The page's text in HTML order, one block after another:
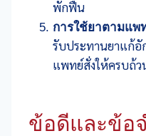
พักฟื้น
การใช้ยาตามแพ
รับประทานยาแก้อั
แพทย์สั่งให้ครบถ้ว
ข้อดีและข้อ